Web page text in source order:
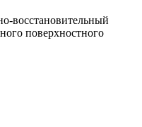
поверхностного